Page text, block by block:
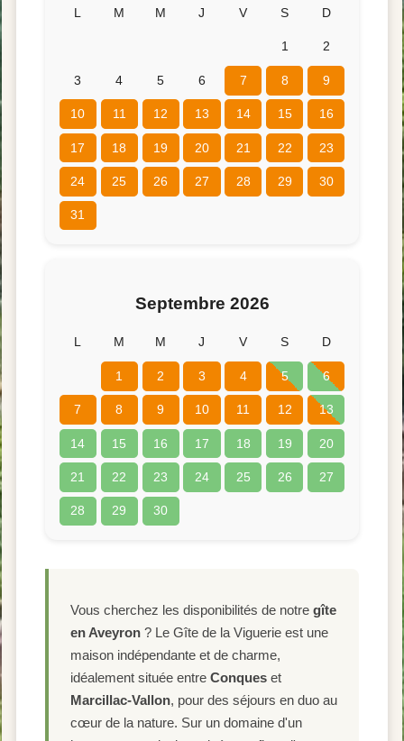
L M M J V S D
1 2
3 4 5 6 7 8 9
10 11 12 13 14 15 16
17 18 19 20 21 22 23
24 25 26 27 28 29 30
31
Septembre 2026
L M M J V S D
1 2 3 4 5 6
7 8 9 10 11 12 13
14 15 16 17 18 19 20
21 22 23 24 25 26 27
28 29 30
Vous cherchez les disponibilités de notre gîte
en Aveyron? Le Gîte de la Viguerie est une
maison indépendante et de charme,
idéalement située entre Conqueset
Marcillac-Vallon, pour des séjours en duo au
cœur de la nature. Sur un domaine d'un